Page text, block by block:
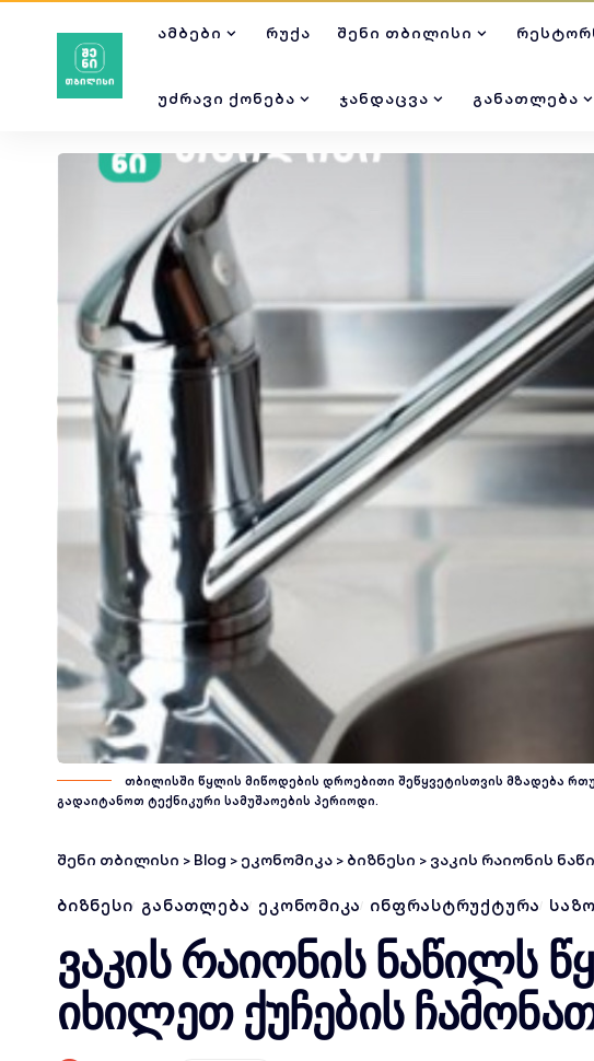
ᲐᲛᲑᲔᲑᲘ ᲠᲣᲥᲐ ᲨᲔᲜᲘ ᲗᲑᲘᲚᲘᲡᲘ
ᲣᲫᲠᲐᲕᲘ ᲥᲝᲜᲔᲑᲐ ᲯᲐᲜᲓᲐᲪᲕᲐ ᲒᲐᲜᲐᲗᲚᲔᲑᲐ
თბილისში წყლის მიწოდების დროებითი შეწყვეტისთვის მზადება
გადაიტანოთ ტექნიკური სამუშაოების პერიოდი.
შენი თბილისი > Blog > ეკონომიკა > ბიზნესი > ვაკის რაიონის
ᲑᲘᲖᲜᲔᲡᲘ ᲒᲐᲜᲐᲗᲚᲔᲑᲐ ᲔᲙᲝᲜᲝᲛᲘᲙᲐ ᲘᲜᲤᲠᲐᲡᲢᲠᲣᲥᲢᲣᲠᲐ
ვაკის რაიონის ნაწილს
იხილეთ ქუჩების